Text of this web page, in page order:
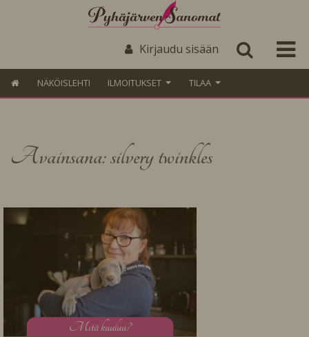
Kirjaudu sisään
NÄKÖISLEHTI ILMOITUKSET TILAA
Avainsana: silvery twinkles
Mitä kuuluu?